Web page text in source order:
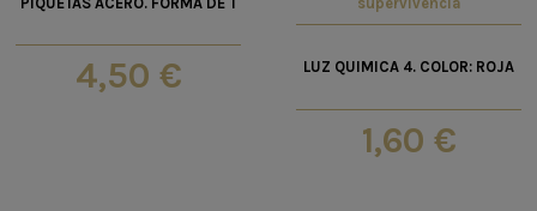
4,50 € LUZ QUIMICA 4. COLOR: ROJA
1,60 €